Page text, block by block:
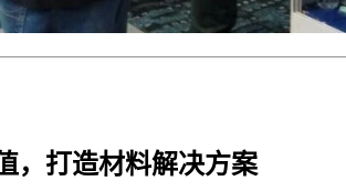
，打造材料解决方案